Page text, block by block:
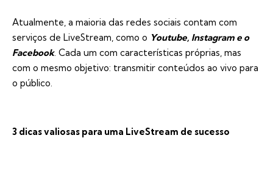
Atualmente, a maioria das redes sociais contam com
serviços de LiveStream, como o Youtube, Instagram e o
Facebook. Cada um com características próprias, mas
com o mesmo objetivo: transmitir conteúdos ao vivo para
o público.
3 dicas valiosas para uma LiveStream de sucesso